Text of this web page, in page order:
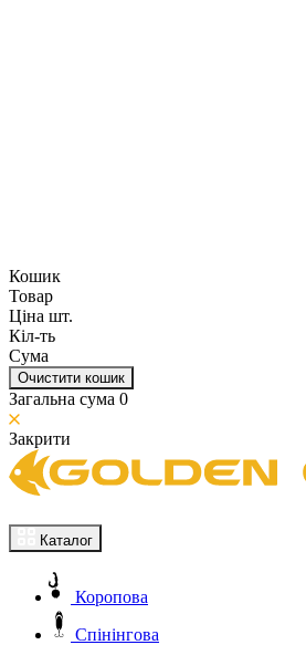
Кошик
Товар
Ціна шт.
Кіл-ть
Сума
Очистити кошик
Загальна сума 0
Закрити
Каталог
Коропова
Спінінгова